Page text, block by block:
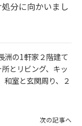
分に向かいまし
洲の1軒家２階建て
とリビング、キッ
和室と玄関周り、２
次の記事へ